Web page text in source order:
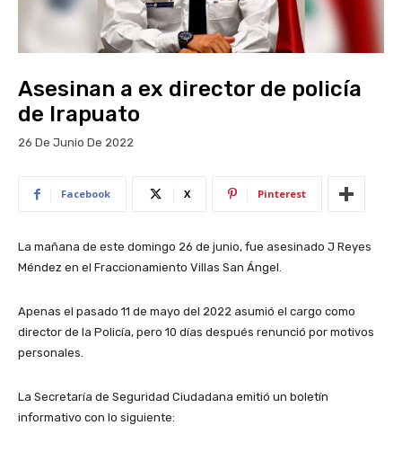
Asesinan a ex director de policía
de Irapuato
26 De Junio De 2022
Facebook X Pinterest
La mañana de este domingo 26 de junio, fue asesinado J Reyes
Méndez en el Fraccionamiento Villas San Ángel.
Apenas el pasado 11 de mayo del 2022 asumió el cargo como
director de la Policía, pero 10 días después renunció por motivos
personales.
La Secretaría de Seguridad Ciudadana emitió un boletín
informativo con lo siguiente: